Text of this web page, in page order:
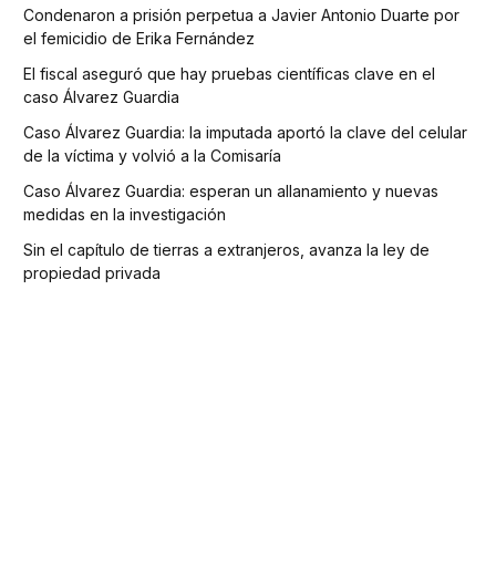
Condenaron a prisión perpetua a Javier Antonio Duarte por
el femicidio de Erika Fernández
El fiscal aseguró que hay pruebas científicas clave en el
caso Álvarez Guardia
Caso Álvarez Guardia: la imputada aportó la clave del celular
de la víctima y volvió a la Comisaría
Caso Álvarez Guardia: esperan un allanamiento y nuevas
medidas en la investigación
Sin el capítulo de tierras a extranjeros, avanza la ley de
propiedad privada